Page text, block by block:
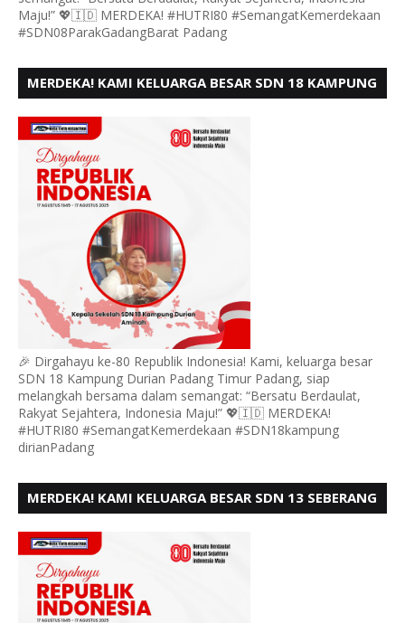
Maju!” 💖🇮🇩 MERDEKA! #HUTRI80 #SemangatKemerdekaan
#SDN08ParakGadangBarat Padang
MERDEKA! KAMI KELUARGA BESAR SDN 18 KAMPUNG
🎉 Dirgahayu ke-80 Republik Indonesia! Kami, keluarga besar
SDN 18 Kampung Durian Padang Timur Padang, siap
melangkah bersama dalam semangat: “Bersatu Berdaulat,
Rakyat Sejahtera, Indonesia Maju!” 💖🇮🇩 MERDEKA!
#HUTRI80 #SemangatKemerdekaan #SDN18kampung
dirianPadang
MERDEKA! KAMI KELUARGA BESAR SDN 13 SEBERANG